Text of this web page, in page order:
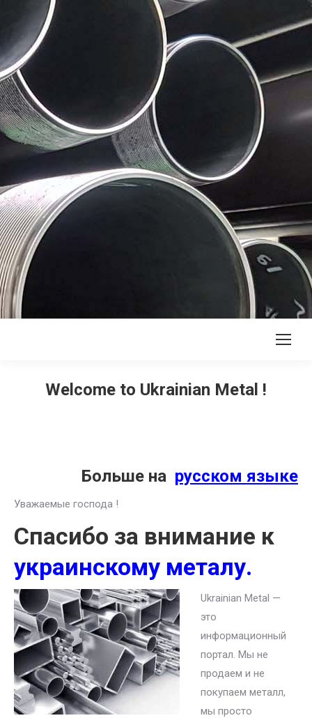
Welcome to Ukrainian Metal !
Больше на русском языке
Уважаемые господа !
Спасибо за внимание к
украинскому металу.
Ukrainian Metal —
это
информационный
портал. Мы не
продаем и не
покупаем металл,
мы просто